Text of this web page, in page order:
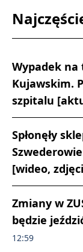
Wypadek
Kujawskim.
szpitalu
Spłonęły
[wideo,
Zmiany w
będzie
12:59